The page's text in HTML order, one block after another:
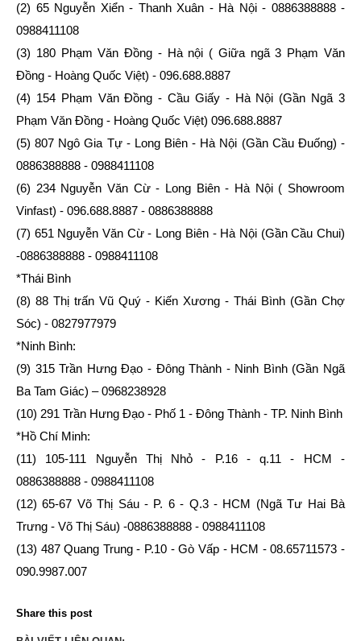
(2) 65 Nguyễn Xiển - Thanh Xuân - Hà Nội - 0886388888 -
0988411108
(3) 180 Phạm Văn Đồng - Hà nội ( Giữa ngã 3 Phạm Văn
Đồng - Hoàng Quốc Việt) - 096.688.8887
(4) 154 Phạm Văn Đồng - Cầu Giấy - Hà Nội (Gần Ngã 3
Phạm Văn Đồng - Hoàng Quốc Việt) 096.688.8887
(5) 807 Ngô Gia Tự - Long Biên - Hà Nội (Gần Cầu Đuống) -
0886388888 - 0988411108
(6) 234 Nguyễn Văn Cừ - Long Biên - Hà Nội ( Showroom
Vinfast) - 096.688.8887 - 0886388888
(7) 651 Nguyễn Văn Cừ - Long Biên - Hà Nội (Gần Cầu Chui)
-0886388888 - 0988411108
*Thái Bình
(8) 88 Thị trấn Vũ Quý - Kiến Xương - Thái Bình (Gần Chợ
Sóc) - 0827977979
*Ninh Bình:
(9) 315 Trần Hưng Đạo - Đông Thành - Ninh Bình (Gần Ngã
Ba Tam Giác) – 0968238928
(10) 291 Trần Hưng Đạo - Phố 1 - Đông Thành - TP. Ninh Bình
*Hồ Chí Minh:
(11) 105-111 Nguyễn Thị Nhỏ - P.16 - q.11 - HCM -
0886388888 - 0988411108
(12) 65-67 Võ Thị Sáu - P. 6 - Q.3 - HCM (Ngã Tư Hai Bà
Trưng - Võ Thị Sáu) -0886388888 - 0988411108
(13) 487 Quang Trung - P.10 - Gò Vấp - HCM - 08.65711573 -
090.9987.007
Share this post